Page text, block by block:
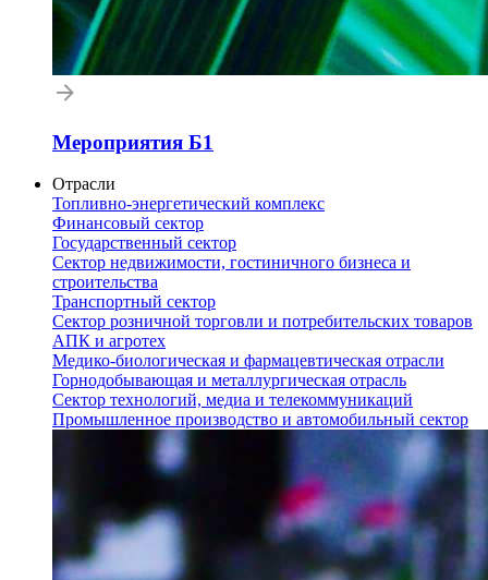
Мероприятия Б1
Отрасли
Топливно-энергетический комплекс
Финансовый сектор
Государственный сектор
Сектор недвижимости, гостиничного бизнеса и
строительства
Транспортный сектор
Сектор розничной торговли и потребительских товаров
АПК и агротех
Медико-биологическая и фармацевтическая отрасли
Горнодобывающая и металлургическая отрасль
Сектор технологий, медиа и телекоммуникаций
Промышленное производство и автомобильный сектор